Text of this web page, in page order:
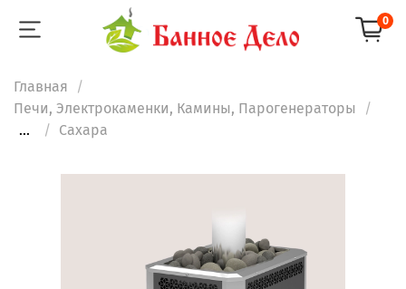
0
Главная
Печи, Электрокаменки, Камины, Парогенераторы
...
Сахара